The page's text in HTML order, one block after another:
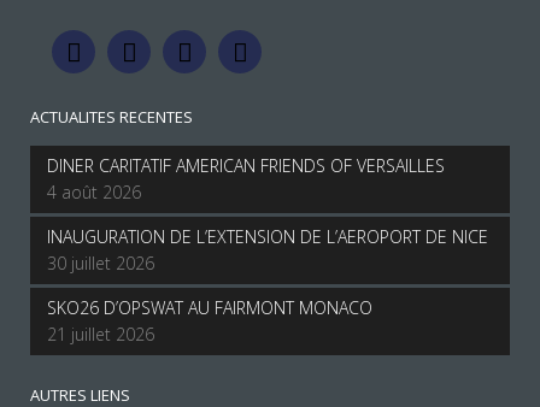
ACTUALITES RECENTES
DINER CARITATIF AMERICAN FRIENDS OF VERSAILLES
4 août 2026
INAUGURATION DE L’EXTENSION DE L’AEROPORT DE NICE
30 juillet 2026
SKO26 D’OPSWAT AU FAIRMONT MONACO
21 juillet 2026
AUTRES LIENS